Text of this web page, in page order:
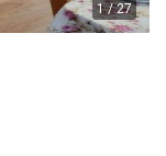
1 / 27